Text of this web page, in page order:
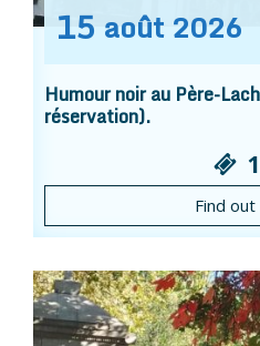
15 août 2026
Humour noir au Père-
réservation).
Find